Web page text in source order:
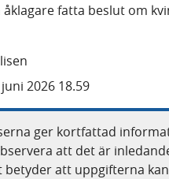
fatta beslut om
2026 18.59
ger kortfattad
att det är
betyder att uppgifterna